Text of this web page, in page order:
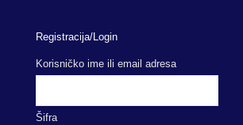
Registracija/Login
Korisničko ime ili email adresa
Šifra